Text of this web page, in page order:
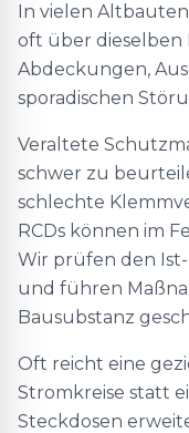
In vielen
oft über dieselben
Abdeckungen,
sporadischen
Veraltete
schwer zu
schlechte
RCDs können im
Wir prüfen den
und führen
Bausubstanz
Oft reicht eine
Stromkreise statt
Steckdosen